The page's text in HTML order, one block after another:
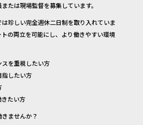
たは現場監督を募集しています。
珍しい完全週休二日制を取り入れていま
の両立を可能にし、より働きやすい環境
を重視したい方
したい方
たい方
ませんか？